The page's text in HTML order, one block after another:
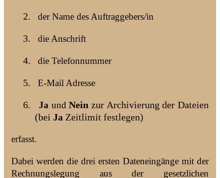
2. der Name des Auftraggebers/in
3. die Anschrift
4. die Telefonnummer
5. E-Mail Adresse
6. Ja undNein zur Archivierung der Dateien
(bei Ja Zeitlimit festlegen)
erfasst.
Dabei werden die drei ersten Dateneingänge mit der
Rechnungslegung aus der gesetzlichen